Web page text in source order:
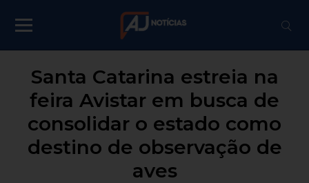
Santa Catarina estreia na
feira Avistar em busca de
consolidar o estado como
destino de observação de
aves